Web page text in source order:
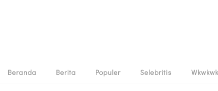
Beranda Berita Populer Selebritis Wkwkwk